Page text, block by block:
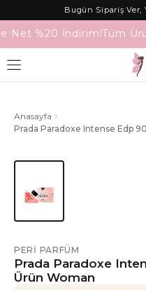
Bugün Sipariş Ver,
Net %20 İndirim!Tüm
Anasayfa
Prada Paradoxe Intense Edp
PERI PARFÜM
Prada Paradoxe
Ürün Woman